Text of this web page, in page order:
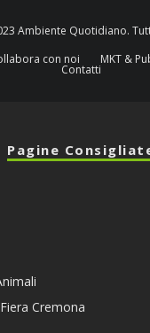
Ambiente Quotidiano.
con noi MKT &
Contatti
Pagine
Cremona